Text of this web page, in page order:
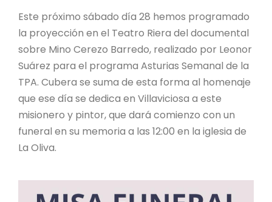
Este próximo sábado día 28 hemos programado
la proyección en el Teatro Riera del documental
sobre Mino Cerezo Barredo, realizado por Leonor
Suárez para el programa Asturias Semanal de la
TPA. Cubera se suma de esta forma al homenaje
que ese día se dedica en Villaviciosa a este
misionero y pintor, que dará comienzo con un
funeral en su memoria a las 12:00 en la iglesia de
La Oliva.